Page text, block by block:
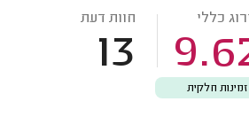
כללי חוות דעת
13
זמינות חלקית